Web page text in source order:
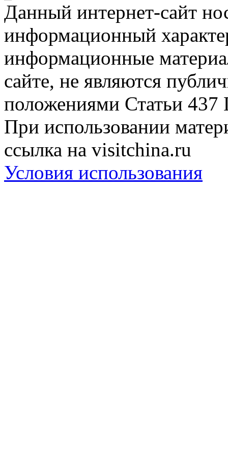
Данный интернет-сайт
информационный
информационные
сайте, не являются
положениями Статьи 437
При использовании
ссылка на visitchina.ru
Условия использования